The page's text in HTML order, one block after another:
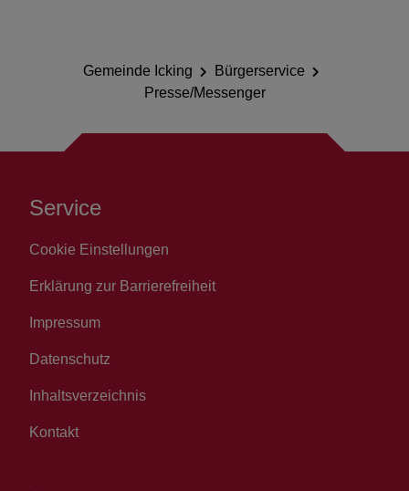
Gemeinde Icking
Bürgerservice
Presse/Messenger
Service
Cookie Einstellungen
Erklärung zur Barrierefreiheit
Impressum
Datenschutz
Inhaltsverzeichnis
Kontakt